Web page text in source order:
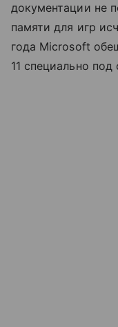
документации не
памяти для игр
года Microsoft
11 специально